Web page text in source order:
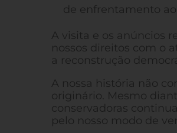
de enfrentamento
A visita e os anúncios
nossos direitos com o
a reconstrução
A nossa história não
originário. Mesmo
conservadoras
pelo nosso modo de